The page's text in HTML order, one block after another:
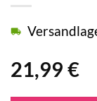
21,99 €